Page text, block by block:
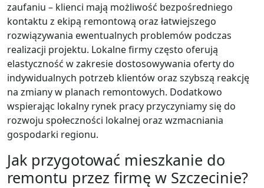
zaufaniu – klienci mają możliwość bezpośredniego
kontaktu z ekipą remontową oraz łatwiejszego
rozwiązywania ewentualnych problemów podczas
realizacji projektu. Lokalne firmy często oferują
elastyczność w zakresie dostosowywania oferty do
indywidualnych potrzeb klientów oraz szybszą reakcję
na zmiany w planach remontowych. Dodatkowo
wspierając lokalny rynek pracy przyczyniamy się do
rozwoju społeczności lokalnej oraz wzmacniania
gospodarki regionu.
Jak przygotować mieszkanie do
remontu przez firmę w Szczecinie?